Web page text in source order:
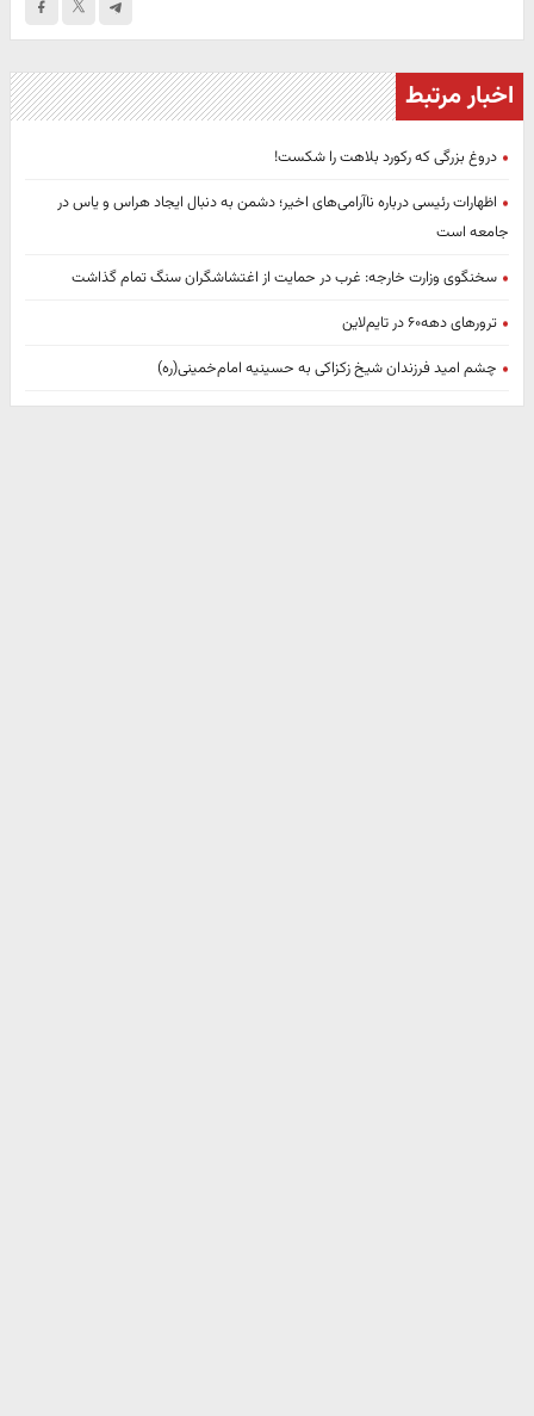
اخبار مرتبط
دروغ بزرگی که رکورد بلاهت را شکست!
اظهارات رئیسی درباره ناآرامی‌های اخیر؛ دشمن به دنبال ایجاد هراس و یاس در
جامعه است
سخنگوی وزارت خارجه: غرب در حمایت از اغتشاشگران سنگ تمام گذاشت
ترورهای دهه۶۰ در تایم‌لاین
چشم امید فرزندان شیخ زکزاکی به حسینیه امام‌خمینی(ره)